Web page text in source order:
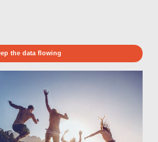
the data flowing